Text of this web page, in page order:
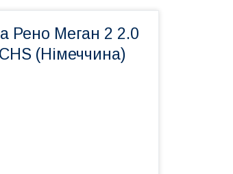
Рено Меган 2 2.0
(Німеччина)